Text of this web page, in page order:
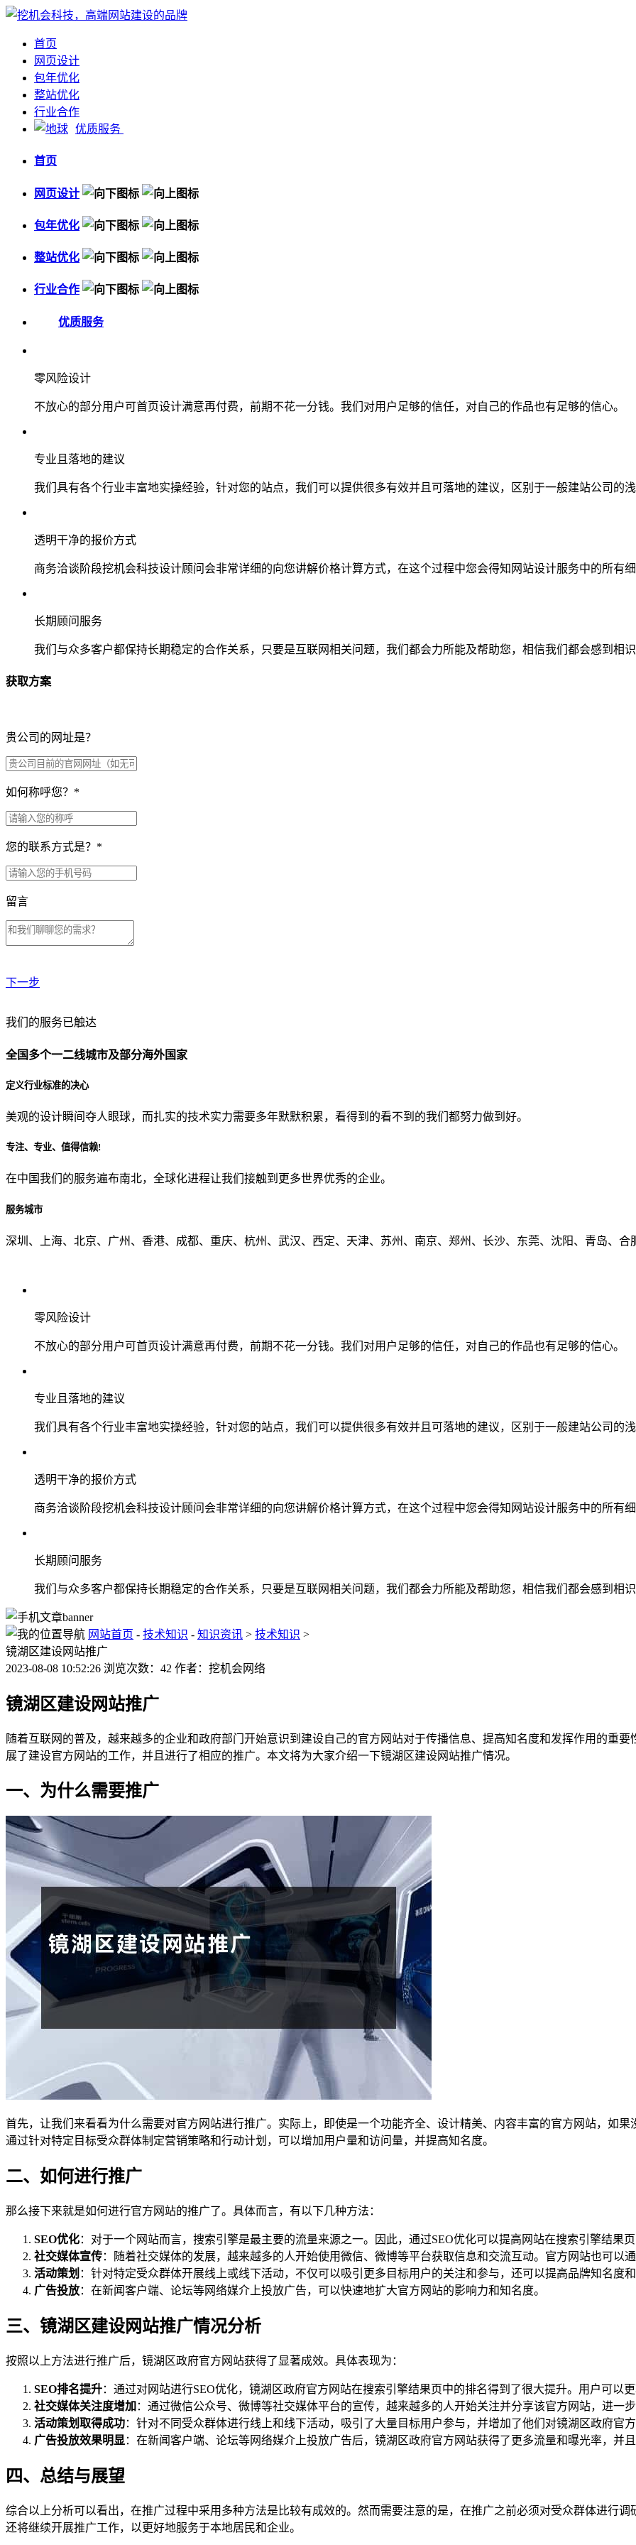
首页
网页设计
包年优化
整站优化
行业合作
优质服务
首页
网页设计
包年优化
整站优化
行业合作
优质服务
零风险设计
不放心的部分用户可首页设计满意再付费，前期不花一分钱。我们对用户足够的信任，对自己的作品也有足够的信心。
专业且落地的建议
我们具有各个行业丰富地实操经验，针对您的站点，我们可以提供很多有效并且可落地的建议，区别于一般建站公司的
透明干净的报价方式
商务洽谈阶段挖机会科技设计顾问会非常详细的向您讲解价格计算方式，在这个过程中您会得知网站设计服务中的所有
长期顾问服务
我们与众多客户都保持长期稳定的合作关系，只要是互联网相关问题，我们都会力所能及帮助您，相信我们都会感到相
获取方案
贵公司的网址是？
如何称呼您？ *
您的联系方式是？ *
留言
下一步
贵公司预算范围是？
贵公司的团队规模是？
从哪里了解到我们？
我们的服务已触达
全国多个一二线城市及部分海外国家
定义行业标准的决心
美观的设计瞬间夺人眼球，而扎实的技术实力需要多年默默积累，看得到的看不到的我们都努力做到好。
专注、专业、值得信赖!
在中国我们的服务遍布南北，全球化进程让我们接触到更多世界优秀的企业。
服务城市
深圳、上海、北京、广州、香港、成都、重庆、杭州、武汉、西定、天津、苏州、南京、郑州、长沙、东莞、沈阳、青岛、合
零风险设计
不放心的部分用户可首页设计满意再付费，前期不花一分钱。我们对用户足够的信任，对自己的作品也有足够的信心。
专业且落地的建议
我们具有各个行业丰富地实操经验，针对您的站点，我们可以提供很多有效并且可落地的建议，区别于一般建站公司的
透明干净的报价方式
商务洽谈阶段挖机会科技设计顾问会非常详细的向您讲解价格计算方式，在这个过程中您会得知网站设计服务中的所有
长期顾问服务
我们与众多客户都保持长期稳定的合作关系，只要是互联网相关问题，我们都会力所能及帮助您，相信我们都会感到相
网站首页 - 技术知识 - 知识资讯 > 技术知识 >
镜湖区建设网站推广
2023-08-08 10:52:26 浏览次数：42 作者：挖机会网络
镜湖区建设网站推广
随着互联网的普及，越来越多的企业和政府部门开始意识到建设自己的官方网站对于传播信息、提高知名度和发挥作用的重
展了建设官方网站的工作，并且进行了相应的推广。本文将为大家介绍一下镜湖区建设网站推广情况。
一、为什么需要推广
首先，让我们来看看为什么需要对官方网站进行推广。实际上，即使是一个功能齐全、设计精美、内容丰富的官方网站，如
通过针对特定目标受众群体制定营销策略和行动计划，可以增加用户量和访问量，并提高知名度。
二、如何进行推广
那么接下来就是如何进行官方网站的推广了。具体而言，有以下几种方法：
SEO优化：对于一个网站而言，搜索引擎是最主要的流量来源之一。因此，通过SEO优化可以提高网站在搜索引擎结果
社交媒体宣传：随着社交媒体的发展，越来越多的人开始使用微信、微博等平台获取信息和交流互动。官方网站也可以
活动策划 ：针对特定受众群体开展线上或线下活动，不仅可以吸引更多目标用户的关注和参与，还可以提高品牌知名度
广告投放：在新闻客户端、论坛等网络媒介上投放广告，可以快速地扩大官方网站的影响力和知名度。
三、镜湖区建设网站推广情况分析
按照以上方法进行推广后，镜湖区政府官方网站获得了显著成效。具体表现为：
SEO排名提升：通过对网站进行SEO优化，镜湖区政府官方网站在搜索引擎结果页中的排名得到了很大提升。用户可以
社交媒体关注度增加 ：通过微信公众号、微博等社交媒体平台的宣传，越来越多的人开始关注并分享该官方网站，进一
活动策划取得成功：针对不同受众群体进行线上和线下活动，吸引了大量目标用户参与，并增加了他们对镜湖区政府官
广告投放效果明显 ：在新闻客户端、论坛等网络媒介上投放广告后，镜湖区政府官方网站获得了更多流量和曝光率，并
四、总结与展望
综合以上分析可以看出，在推广过程中采用多种方法是比较有成效的。然而需要注意的是，在推广之前必须对受众群体进行
还将继续开展推广工作，以更好地服务于本地居民和企业。